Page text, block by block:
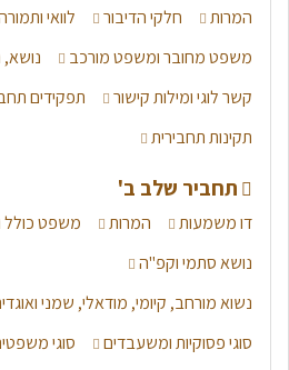
יש מספר דרכים למסור מידע ממקור אחר,
להכיר לבחינה. היכנסו לסיכום מלא
הבגרות!
היכנסו לסיכום המלא
המרות חלקי הדיבור לוואי
משפט מחובר ומשפט מורכב
נושא,
קשר לוגי ומילות קישור
תפקידים
תקינות תחבירית
תחביר שלב ב'
דו משמעות המרות
משפט כולל
נושא סתמי וקפ"ה
נשוא מורחב, קיומי, מודאלי, שמני
סוגי פסוקיות ומשעבדים
סוגי